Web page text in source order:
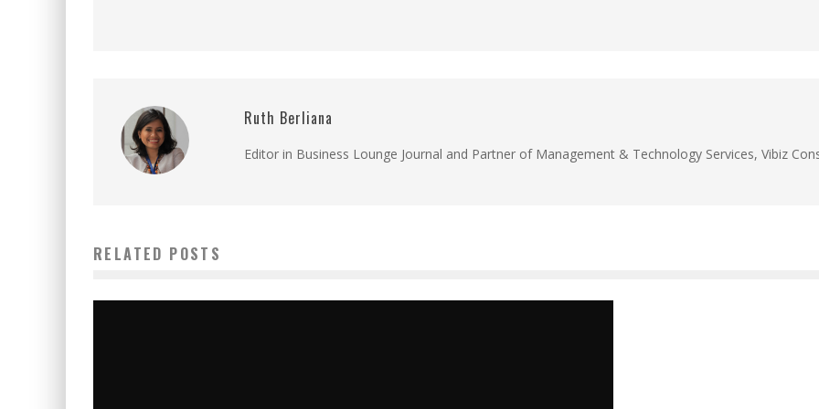
Ruth Berliana
Editor in Business Lounge Journal and Partner of Management & Technology Services, Vibiz
RELATED POSTS